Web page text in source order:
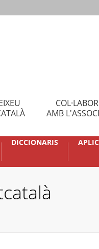
AMB
DICCIONARIS